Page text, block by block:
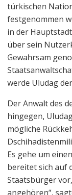
türkischen
festgenommen
in der
über sein
Gewahrsam
werde Uludag
Der Anwalt des
hingegen,
mögliche
Es gehe um
bereitet sich auf
Staatsbürger
angehören“,